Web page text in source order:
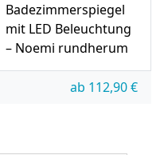
Badezimmerspiegel
mit LED Beleuchtung
– Noemi rundherum
ab 112,90€